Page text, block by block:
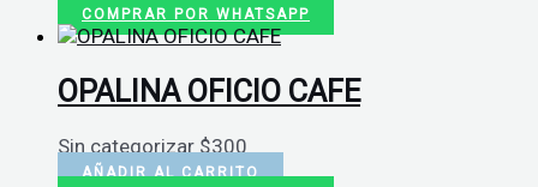
COMPRAR POR WHATSAPP
OPALINA OFICIO CAFE
Sin categorizar$300
AÑADIR AL CARRITO